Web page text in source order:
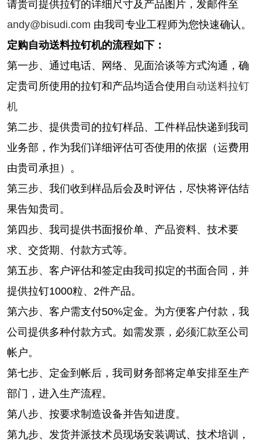
请贵司提供拉钉的详细尺寸及产品图片，发邮件至
andy@bisudi.com 由我司专业工程师为您快速确认。
定购自动送料拉钉机的流程如下：
第一步、通过电话、网络、见面洽谈等方式沟通，确
定贵司所使用的拉钉和产品均适合使用 自动送料拉钉
机
第二步、提供贵司的拉钉样品、工件样品快递到我司
业务部，作为我们详细评估可否使用的依据（运费用
由贵司承担）。
第三步、我们收到样品后会及时评估，尽快将评估结
果告知贵司。
第四步、我司提供书面报价单、产品资料、技术要
求、交货期、付款方式等。
第五步、客户评估和签定由我司拟定的书面合同，并
提供拉钉1000粒、2件产品。
第六步、客户需支付50%定金。为方便客户付款，我
公司提供多种付款方式。如需发票，必须汇款至公司
帐户。
第七步、定金到帐后，我司财务部将定单安排至生产
部门，进入生产流程。
第八步、按要求制造设备并告知进度。
第九步、发货并派技术员现场安装调试、技术培训，